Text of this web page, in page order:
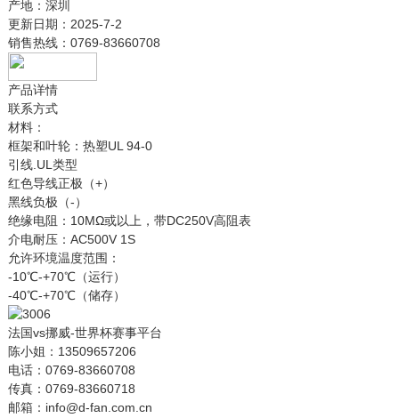
产地：深圳
更新日期： 2025-7-2
销售热线： 0769-83660708
产品详情
联系方式
材料：
框架和叶轮：热塑UL 94-0
引线.UL类型
红色导线正极（+）
黑线负极（-）
绝缘电阻：10MΩ或以上，带DC250V高阻表
介电耐压：AC500V 1S
允许环境温度范围：
-10℃-+70℃（运行）
-40℃-+70℃（储存）
法国vs挪威-世界杯赛事平台
陈小姐：13509657206
电话：0769-83660708
传真：0769-83660718
邮箱：info@d-fan.com.cn